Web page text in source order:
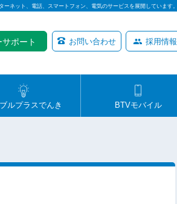
ネット、電話、スマートフォン、電気のサービスを展開しています。
ポート お問い合わせ 採用情報
ルプラスでんき BTVモバイル